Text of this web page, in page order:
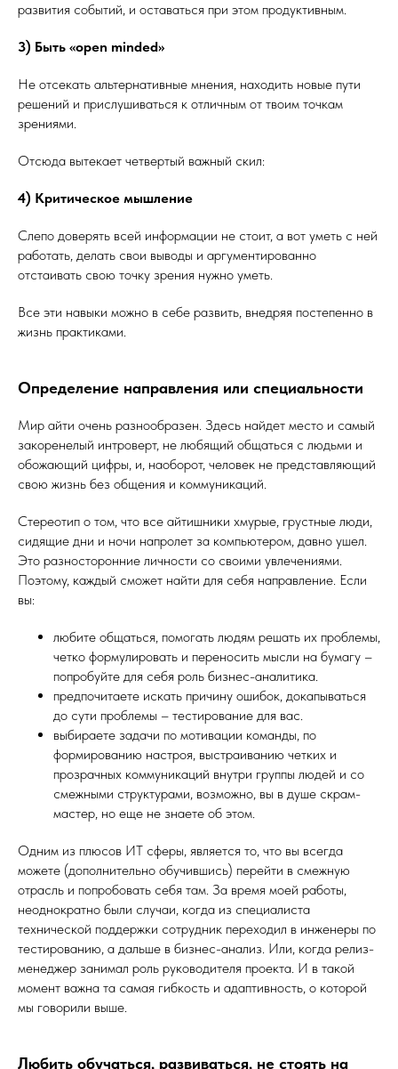
развития событий, и оставаться при этом продуктивным.
3) Быть «open minded»
Не отсекать альтернативные мнения, находить новые пути
решений и прислушиваться к отличным от твоим точкам
зрениями.
Отсюда вытекает четвертый важный скил:
4) Критическое мышление
Слепо доверять всей информации не стоит, а вот уметь с ней
работать, делать свои выводы и аргументированно
отстаивать свою точку зрения нужно уметь.
Все эти навыки можно в себе развить, внедряя постепенно в
жизнь практиками.
Определение направления или специальности
Мир айти очень разнообразен. Здесь найдет место и самый
закоренелый интроверт, не любящий общаться с людьми и
обожающий цифры, и, наоборот, человек не представляющий
свою жизнь без общения и коммуникаций.
Стереотип о том, что все айтишники хмурые, грустные люди,
сидящие дни и ночи напролет за компьютером, давно ушел.
Это разносторонние личности со своими увлечениями.
Поэтому, каждый сможет найти для себя направление. Если
вы:
любите общаться, помогать людям решать их проблемы,
четко формулировать и переносить мысли на бумагу –
попробуйте для себя роль бизнес-аналитика.
предпочитаете искать причину ошибок, докапываться
до сути проблемы – тестирование для вас.
выбираете задачи по мотивации команды, по
формированию настроя, выстраиванию четких и
прозрачных коммуникаций внутри группы людей и со
смежными структурами, возможно, вы в душе скрам-
мастер, но еще не знаете об этом.
Одним из плюсов ИТ сферы, является то, что вы всегда
можете (дополнительно обучившись) перейти в смежную
отрасль и попробовать себя там. За время моей работы,
неоднократно были случаи, когда из специалиста
технической поддержки сотрудник переходил в инженеры по
тестированию, а дальше в бизнес-анализ. Или, когда релиз-
менеджер занимал роль руководителя проекта. И в такой
момент важна та самая гибкость и адаптивность, о которой
мы говорили выше.
Любить обучаться, развиваться, не стоять на